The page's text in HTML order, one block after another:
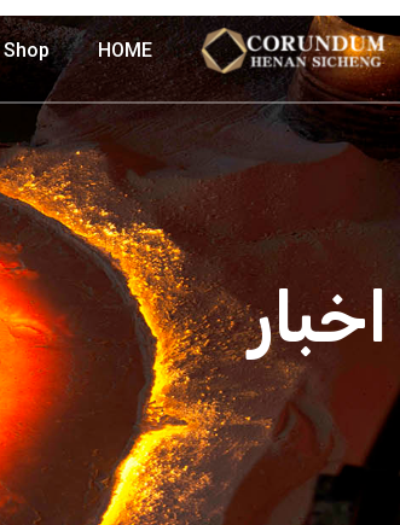
HOME
Shop
اخبار